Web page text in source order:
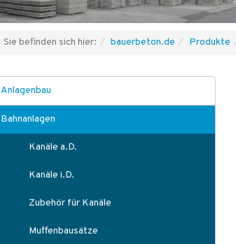
Sie befinden sich hier: bauerbeton.de Produkte
Anlagenbau
Bahnanlagen
Kanäle a.D.
Kanäle i.D.
Zubehör für Kanäle
Muffenbausätze